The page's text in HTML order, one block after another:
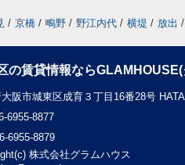
/ 京橋 / 鴫野 / 野江内代 / 横堤 / 放出 /
の賃貸情報なら
阪市城東区成育３丁目16番28号
6955-8877
6955-8879
株式会社グラムハウス